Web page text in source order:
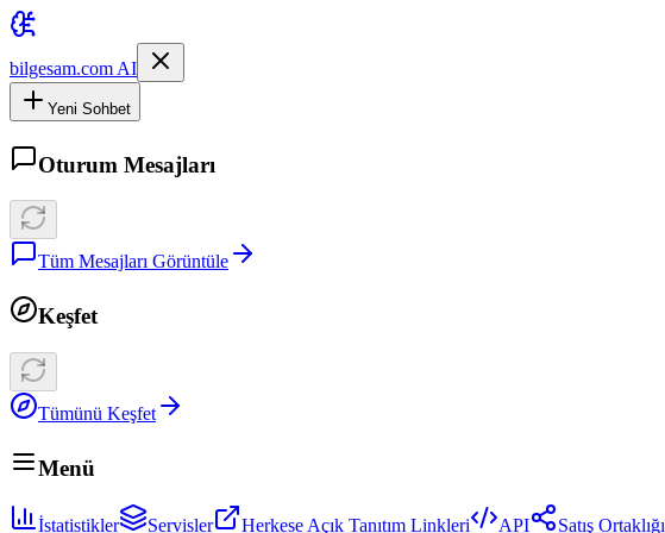
bilgesam.com AI
Yeni Sohbet
Oturum Mesajları
Tüm Mesajları Görüntüle
Keşfet
Tümünü Keşfet
Menü
İstatistikler Servisler Herkese Açık Tanıtım Linkleri API Satış Ortaklığı